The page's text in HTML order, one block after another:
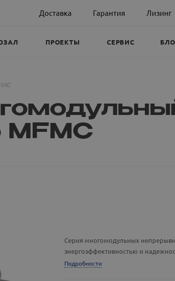
Доставка Гарантия Лизинг
ПРОЕКТЫ СЕРВИС
Серия многомодульных
энергоэффективностью и
Подробности